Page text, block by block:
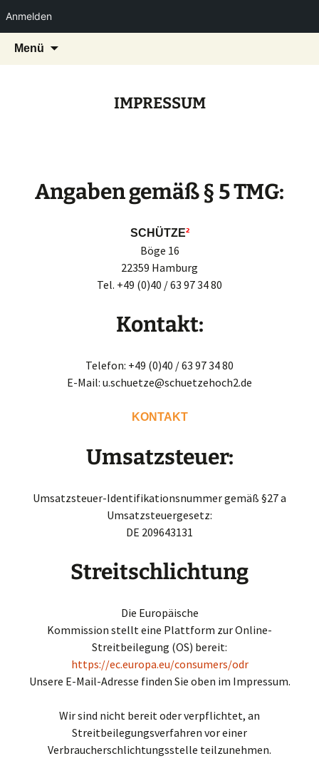
Anmelden
Schuetze hoch 2
unabhängige Print-Produktion und
Produktionsberatung sowie
Menü
IMPRESSUM
Angaben gemäß § 5 TMG:
SCHÜTZE²
Böge 16
22359 Hamburg
Tel. +49 (0)40 / 63 97 34 80
Kontakt:
Telefon: +49 (0)40 / 63 97 34 80
E-Mail: u.schuetze@schuetzehoch2.de
KONTAKT
Umsatzsteuer:
Umsatzsteuer-Identifikationsnummer gemäß §27 a
Umsatzsteuergesetz:
DE 209643131
Streitschlichtung
Die Europäische
Kommission stellt eine Plattform zur Online-
Streitbeilegung (OS) bereit:
https://ec.europa.eu/consumers/odr
Unsere E-Mail-Adresse finden Sie oben im Impressum.
Wir sind nicht bereit oder verpflichtet, an
Streitbeilegungsverfahren vor einer
Verbraucherschlichtungsstelle teilzunehmen.